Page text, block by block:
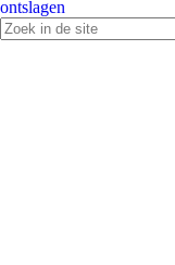
ontslagen